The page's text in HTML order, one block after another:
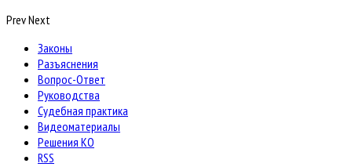
PrevNext
Законы
Разъяснения
Вопрос-Ответ
Руководства
Судебная практика
Видеоматериалы
Решения КО
RSS